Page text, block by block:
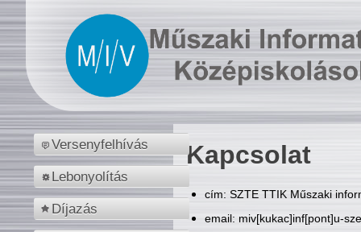
Versenyfelhívás
Lebonyolítás
Díjazás
Kapcsolat
cím: SZTE TTIK Műszaki
email: miv[kukac]inf[pont]u-